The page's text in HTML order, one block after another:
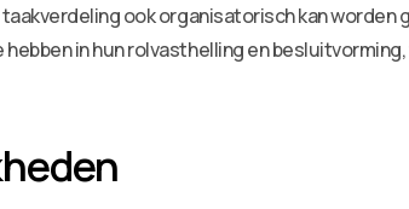
ook organisatorisch kan
in hun rolvasthelling en